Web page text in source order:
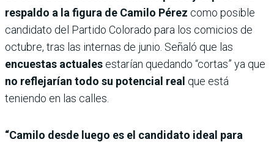
respaldo a la figura de Camilo Pérez como posible
candidato del Partido Colorado para los comicios de
octubre, tras las internas de junio. Señaló que las
encuestas actuales estarían quedando “cortas” ya que
no reflejarían todo su potencial real que está
teniendo en las calles.
“Camilo desde luego es el candidato ideal para